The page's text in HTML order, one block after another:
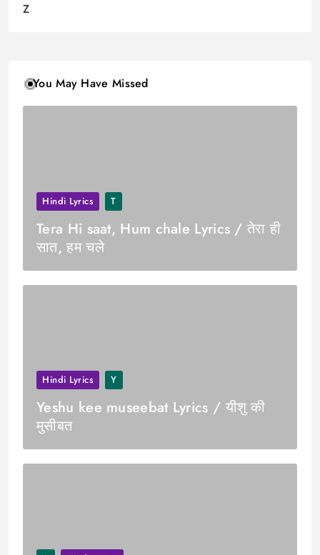
Z
You May Have Missed
Hindi Lyrics T
Tera Hi saat, Hum chale Lyrics / तेरा ही
सात, हम चले
Hindi Lyrics Y
Yeshu kee museebat Lyrics / यीशु की
मुसीबत